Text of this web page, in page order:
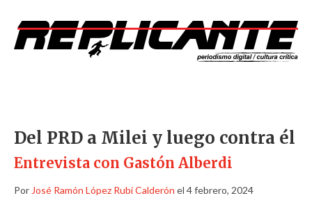
Del PRD a Milei y luego contra él
Entrevista con Gastón Alberdi
Por José Ramón López Rubí Calderón el 4 febrero, 2024